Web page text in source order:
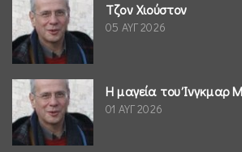
Τζον Χιούστον
05 ΑΥΓ 2026
Η μαγεία του Ίνγκμαρ
01 ΑΥΓ 2026